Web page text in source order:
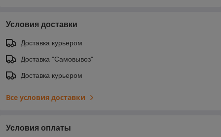
Условия доставки
Доставка курьером
Доставка "Самовывоз"
Доставка курьером
Все условия доставки
Условия оплаты